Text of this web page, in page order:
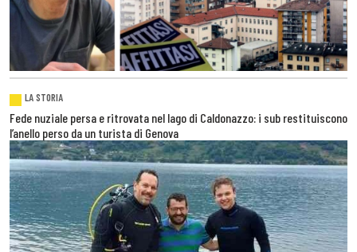
LA STORIA
Fede nuziale persa e ritrovata nel lago di Caldonazzo: i sub restituiscono
l’anello perso da un turista di Genova